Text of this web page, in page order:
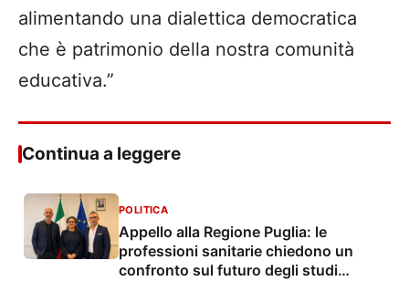
alimentando una dialettica democratica
che è patrimonio della nostra comunità
educativa.”
Continua a leggere
POLITICA
Appello alla Regione Puglia: le
professioni sanitarie chiedono un
confronto sul futuro degli studi